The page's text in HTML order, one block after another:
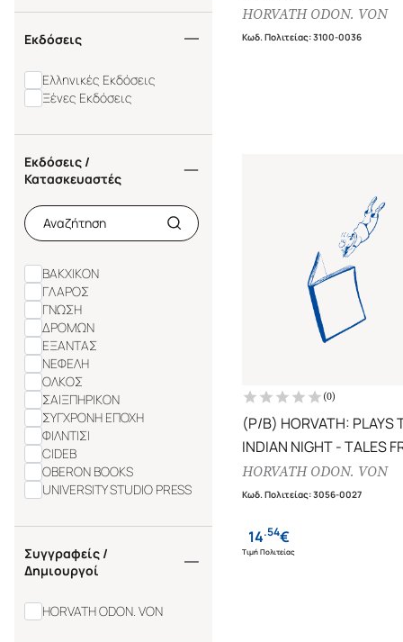
Εκδόσεις
Ελληνικές Εκδόσεις
Ξένες Εκδόσεις
Εκδόσεις /
Κατασκευαστές
ΒΑΚΧΙΚΟΝ
ΓΛΑΡΟΣ
ΓΝΩΣΗ
ΔΡΟΜΩΝ
ΕΞΑΝΤΑΣ
ΝΕΦΕΛΗ
ΟΛΚΟΣ
ΣΑΙΞΠΗΡΙΚΟΝ
ΣΥΓΧΡΟΝΗ ΕΠΟΧΗ
ΦΙΛΝΤΙΣΙ
CIDEB
OBERON BOOKS
UNIVERSITY STUDIO PRESS
Συγγραφείς /
Δημιουργοί
HORVATH ODON. VON
HORVATH ODON. VON
Κωδ. Πολιτείας:3100-0036
(0)
(P/B) HORVATH: PLAYS
INDIAN NIGHT - TALES
THE VIENNA
HORVATH ODON. VON
Κωδ. Πολιτείας:3056-0027
14.54€
Τιμή Πολιτείας